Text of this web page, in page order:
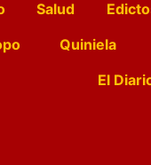
Salud
Quiniela
El